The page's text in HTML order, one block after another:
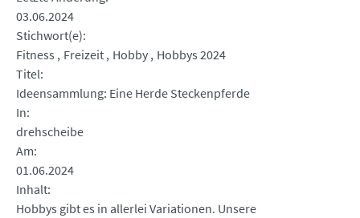
03.06.2024
Stichwort(e)
Fitness
Freizeit Hobby Hobbys 2024
Titel
Ideensammlung: Eine Herde Steckenpferde
In
drehscheibe
Am
01.06.2024
Inhalt
Hobbys gibt es in allerlei Variationen. Unsere